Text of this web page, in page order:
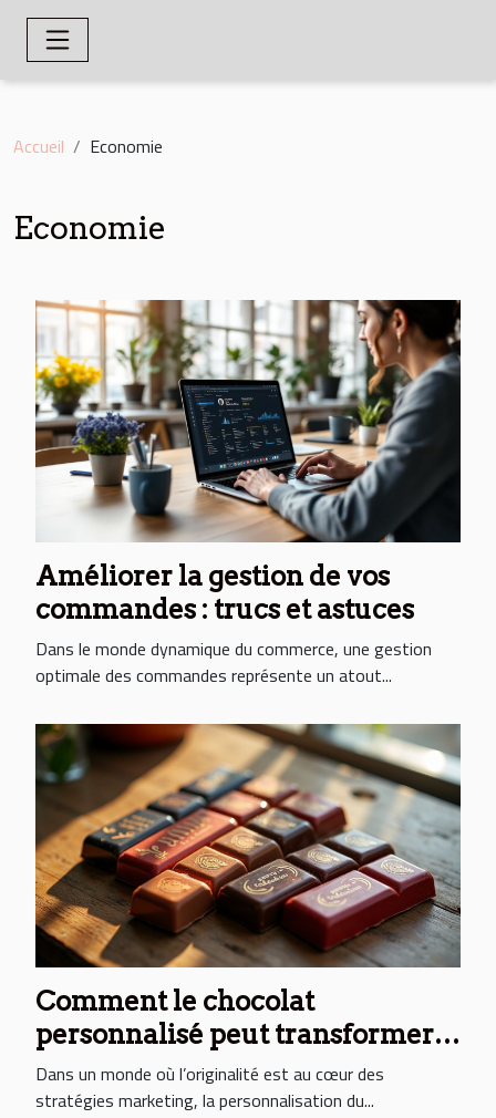
Accueil Economie
Economie
Améliorer la gestion de vos
commandes : trucs et astuces
Dans le monde dynamique du commerce, une gestion
optimale des commandes représente un atout...
Comment le chocolat
personnalisé peut transformer
votre stratégie de
communication ?
Dans un monde où l’originalité est au cœur des
stratégies marketing, la personnalisation du...